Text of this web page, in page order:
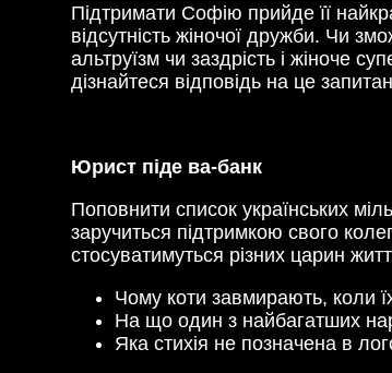
Підтримати Софію прийде її
відсутність жіночої дружби. Чи
альтруїзм чи заздрість і жіноче
дізнайтеся відповідь на це
Юрист піде ва-банк
Поповнити список українських
заручиться підтримкою свого
стосуватимуться різних царин
Чому коти завмирають, коли
На що один з найбагатших
Яка стихія не позначена в